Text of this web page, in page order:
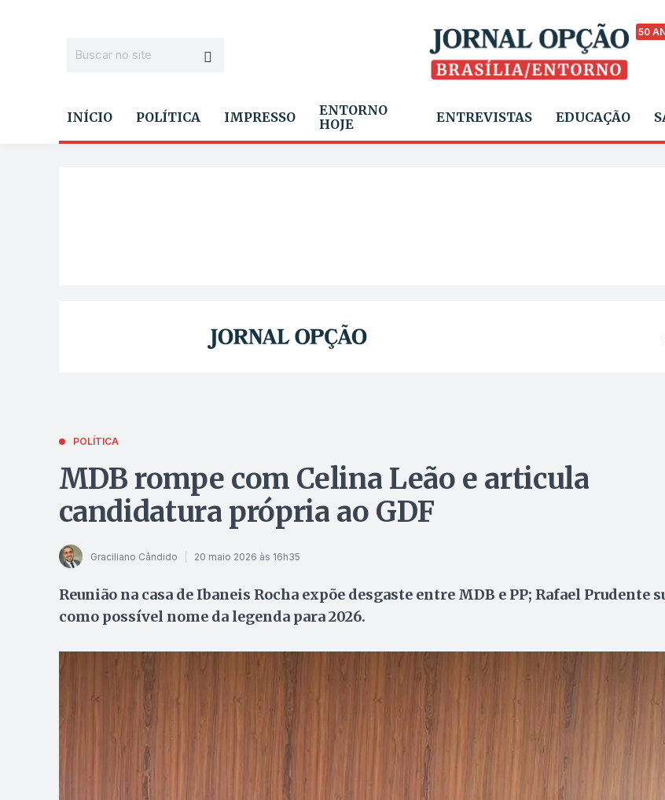
50
INÍCIO POLÍTICA IMPRESSO
ENTORNO
HOJE
ENTREVISTAS EDUCAÇÃO
POLÍTICA
MDB rompe com Celina Leão e articula
candidatura própria ao GDF
Graciliano Cândido 20 maio 2026 às 16h35
Reunião na casa de Ibaneis Rocha expõe desgaste entre MDB e PP; Rafael Prudente
como possível nome da legenda para 2026.